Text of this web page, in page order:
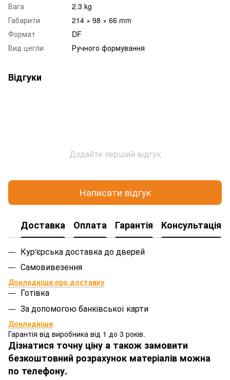
Вага
2.3 kg
Габарити
214 × 98 × 66 mm
Формат
DF
Вид цегли
Ручного формування
Відгуки
Додайте перший відгук
Написати відгук
Доставка Оплата Гарантія Консультація
Кур'єрська доставка до дверей
Самовивезення
Докладніше про доставку
Готівка
За допомогою банківської карти
Докладніше
Гарантія від виробника від 1 до 3 років.
Дізнатися точну ціну а також замовити
безкоштовний розрахунок матеріалів можна
по телефону.